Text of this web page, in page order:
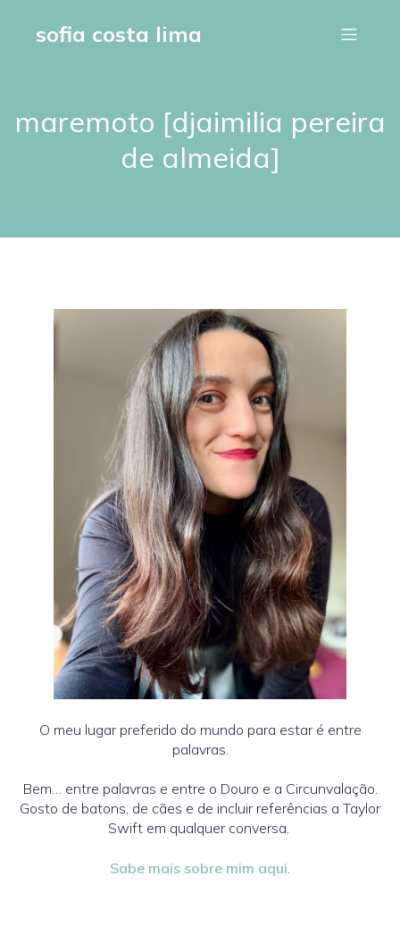
sofia costa lima
maremoto [djaimilia pereira
de almeida]
O meu lugar preferido do mundo para estar é entre
palavras.
Bem… entre palavras e entre o Douro e a Circunvalação.
Gosto de batons, de cães e de incluir referências a Taylor
Swift em qualquer conversa.
Sabe mais sobre mim aqui.